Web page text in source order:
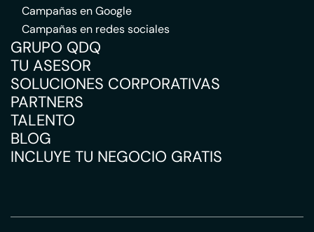
Campañas en Google
Campañas en redes sociales
GRUPO QDQ
TU ASESOR
SOLUCIONES CORPORATIVAS
PARTNERS
TALENTO
BLOG
INCLUYE TU NEGOCIO GRATIS